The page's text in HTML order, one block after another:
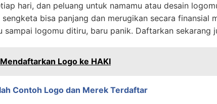
hari, dan peluang untuk namamu atau desain
bisa panjang dan merugikan secara finansial
sampai logomu ditiru, baru panik. Daftarkan sekarang
Mendaftarkan Logo ke HAKI
Contoh Logo dan Merek Terdaftar